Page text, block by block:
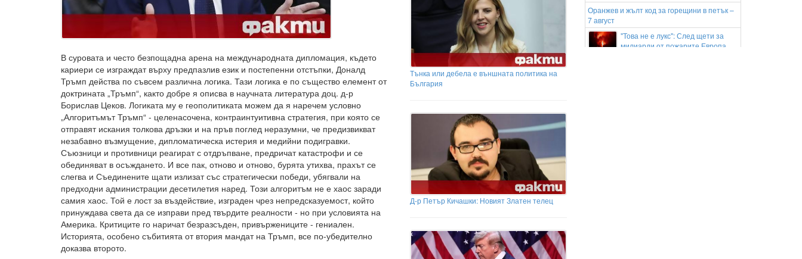
В суровата и често безпощадна арена на международната дипломация, където
кариери се изграждат върху предпазлив език и постепенни отстъпки, Доналд
Тръмп действа по съвсем различна логика. Тази логика е по същество елемент от
доктрината „Тръмп“, както добре я описва в научната литература доц. д-р
Борислав Цеков. Логиката му е геополитиката можем да я наречем условно
„Алгоритъмът Тръмп“ - целенасочена, контраинтуитивна стратегия, при която се
отправят искания толкова дръзки и на пръв поглед неразумни, че предизвикват
незабавно възмущение, дипломатическа истерия и медийни подигравки.
Съюзници и противници реагират с отдръпване, предричат катастрофи и се
обединяват в осъждането. И все пак, отново и отново, бурята утихва, прахът се
слегва и Съединените щати излизат със стратегически победи, убягвали на
предходни администрации десетилетия наред. Този алгоритъм не е хаос заради
самия хаос. Той е лост за въздействие, изграден чрез непредсказуемост, който
принуждава света да се изправи пред твърдите реалности - но при условията на
Америка. Критиците го наричат безразсъден, привържениците - гениален.
Историята, особено събитията от втория мандат на Тръмп, все по-убедително
доказва второто.
Тънка или дебела е външната политика на
България
Д-р Петър Кичашки: Новият Златен телец
Оранжев и жълт код за горещини в петък –
7 август
"Това не е лукс": След щети за
милиарди от пожарите Европа